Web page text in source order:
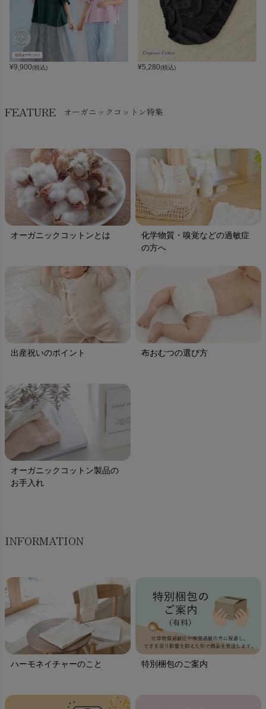
¥9,900(税込) ¥5,280(税込)
FEATURE オーガニックコットン特集
オーガニックコットンとは
化学物質・嗅覚などの過敏症
の方へ
出産祝いのポイント 布おむつの選び方
オーガニックコットン製品の
お手入れ
INFORMATION
ハーモネイチャーのこと 特別梱包のご案内